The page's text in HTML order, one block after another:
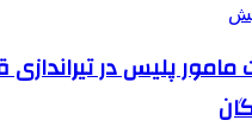
پلیس در تیراندازی